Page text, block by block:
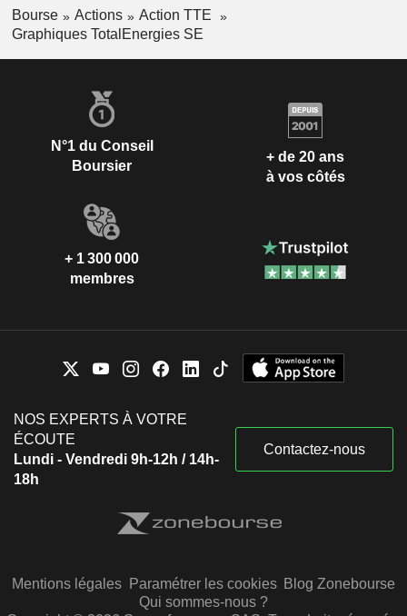
Bourse Actions
Action TTE
Graphiques TotalEnergies SE
N°1 du Conseil
Boursier
+ de 20 ans
à vos côtés
+ 1 300 000
membres
NOS EXPERTS À VOTRE
ÉCOUTE
Lundi - Vendredi 9h-12h / 14h-
18h
Contactez-nous
Mentions légales Paramétrer les cookies Blog Zonebourse
Qui sommes-nous ?